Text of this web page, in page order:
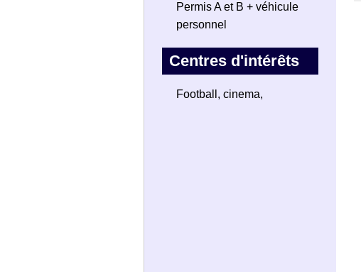
Permis A et B + véhicule
personnel
Centres d'intérêts
Football, cinema,